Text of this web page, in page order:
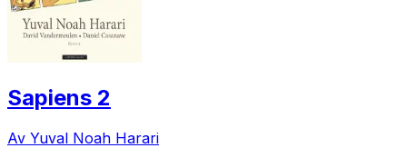
Sapiens 2
Av Yuval Noah Harari